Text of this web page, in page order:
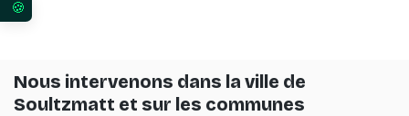
Nous intervenons dans la ville de
Soultzmatt et sur les communes